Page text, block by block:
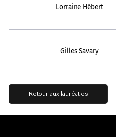
Lorraine Hébert
Gilles Savary
Retour aux lauréat·es